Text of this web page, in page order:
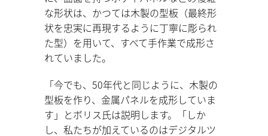
な形状は、かつては木製の型板（最終形
状を忠実に再現するように丁寧に彫られ
た型）を用いて、すべて手作業で成形さ
れていました。
「今でも、50年代と同じように、木製の
型板を作り、金属パネルを成形していま
す」とボリス氏は説明します。「しか
し、私たちが加えているのはデジタルツ